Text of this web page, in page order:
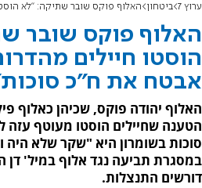
ערוץ 7 ביטחון האלוף פוקס שובר שתיקה: "לא הוסטו חיילים
האלוף פוקס שובר
הוסטו חיילים
אבטח את ח"כ
הטענה שחיילים הוסטו מעוטף
סוכות בשומרון היא "שקר שלא היה
במסגרת תביעה נגד אלוף במיל' דן
דורשים התנצלות.